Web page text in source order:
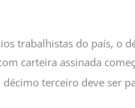
trabalhistas do país, o
carteira assinada